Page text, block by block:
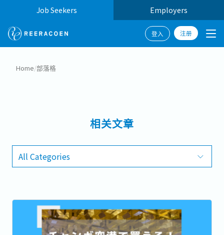
Job Seekers Employers
登入 注册
Home/部落格
相关文章
All Categories